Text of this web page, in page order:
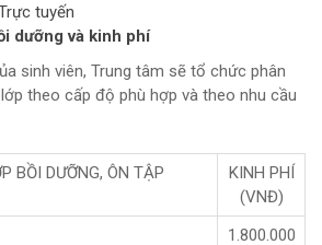
tuyến
dưỡng và kinh phí
sinh viên, Trung tâm sẽ tổ chức phân
theo cấp độ phù hợp và theo nhu cầu
BỒI DƯỠNG, ÔN TẬP
KINH PHÍ
(VNĐ)
1.800.000